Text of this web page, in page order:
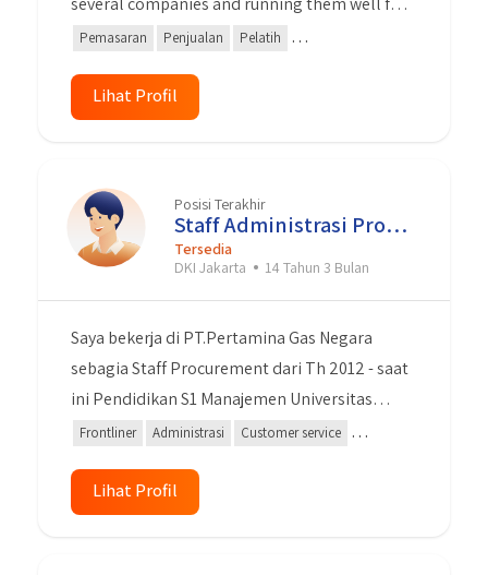
11 years. I hope my experience will be taken
assessment.
Pemasaran Penjualan
Pelatih
Teknologi Informasi
Pemecahan Masalah
Lihat Profil
Posisi Terakhir
Staff Administrasi Procurement
Tersedia
DKI Jakarta
14 Tahun 3 Bulan
Saya bekerja di PT.Pertamina Gas Negara
sebagia Staff Procurement dari Th 2012 - saat
ini Pendidikan S1 Manajemen Universitas
Gunadarma Jujur Displin Dapat bekerja secara
Komputer Office,word dan Excel dan Mengetik
dg mesin tik Bisa Mengendarai Motor dan
Frontliner Administrasi
Customer service
Pengadaan Data
Lihat Profil